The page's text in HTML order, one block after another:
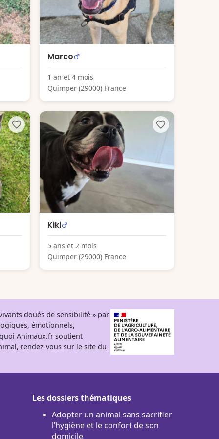
Marco
1 an et 4 mois
Quimper (29000) France
Kiki
5 ans et 2 mois
Quimper (29000) France
doués de sensibilité » par
émotionnels,
Animaux.fr soutient
rendez-vous sur le site du
Les dossiers thématiques
Adopter un animal sans sacrifier
l’hygiène et le confort de son
domicile